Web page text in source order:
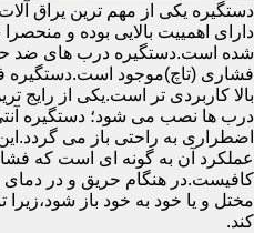
دستگیره یکی از مهم ترین یراق
دارای اهمییت بالایی بوده و
شده است.دستگیره درب های ضد
فشاری (تاچ)موجود است.دستگیره
بالا کاربردی تر است.یکی از رایج
درب ها نصب می شود؛ دستگیره
اضطراری به راحتی باز می
عملکرد آن به گونه ای است که
کافیست.در هنگام حریق و در دمای
مختل و یا خود به خود باز
کند.